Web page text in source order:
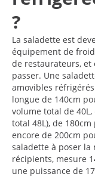
?
La saladette est
équipement de
de restaurateurs, et
passer. Une
amovibles
longue de 140cm
volume total de
total 48L), de
encore de 200cm
saladette à poser
récipients, mesure
une puissance de